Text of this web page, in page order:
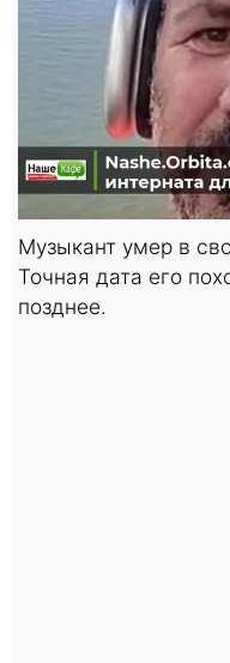
Музыкант умер в
Точная дата его
позднее.